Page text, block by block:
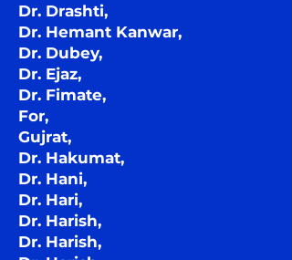
Dr. Drashti,
Dr. Hemant Kanwar,
Dr. Dubey,
Dr. Ejaz,
Dr. Fimate,
For,
Gujrat,
Dr. Hakumat,
Dr. Hani,
Dr. Hari,
Dr. Harish,
Dr. Harish,